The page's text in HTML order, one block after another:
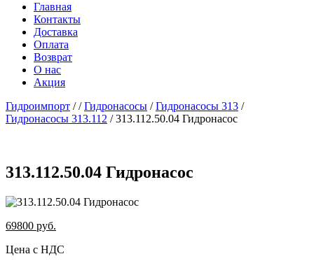
Главная
Контакты
Доставка
Оплата
Возврат
О нас
Акция
Гидроимпорт //Гидронасосы /Гидронасосы 313 /
Гидронасосы 313.112 /313.112.50.04 Гидронасос
313.112.50.04 Гидронасос
69800 руб.
Цена с НДС